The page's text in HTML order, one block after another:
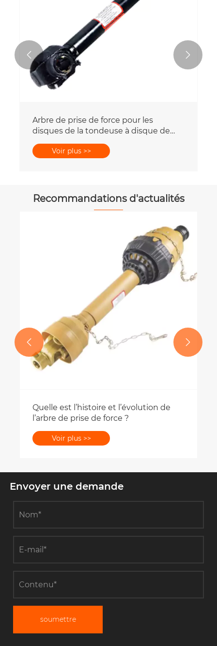
Arbre de prise de force pour les
disques de la tondeuse à disque de
New Holland
Voir plus >>
 
Recommandations d'actualités
Quelle est l’histoire et l’évolution de
l’arbre de prise de force ?
Voir plus >>
 
Envoyer une demande
soumettre